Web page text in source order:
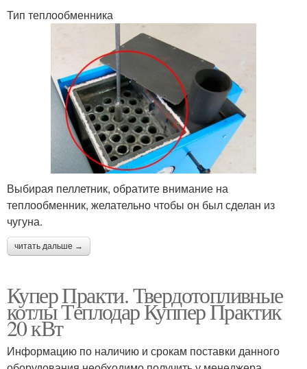
Тип теплообменника
Выбирая пеллетник, обратите внимание на
теплообменник, желательно чтобы он был сделан из
чугуна.
читать дальше →
Купер Практи. Твердотопливные
котлы Теплодар Куппер Практик
20 кВт
Информацию по наличию и срокам поставки данного